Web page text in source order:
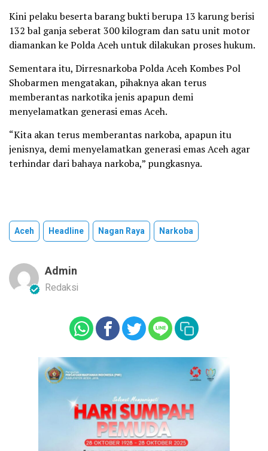
Kini pelaku beserta barang bukti berupa 13 karung berisi
132 bal ganja seberat 300 kilogram dan satu unit motor
diamankan ke Polda Aceh untuk dilakukan proses hukum.
Sementara itu, Dirresnarkoba Polda Aceh Kombes Pol
Shobarmen mengatakan, pihaknya akan terus
memberantas narkotika jenis apapun demi
menyelamatkan generasi emas Aceh.
“Kita akan terus memberantas narkoba, apapun itu
jenisnya, demi menyelamatkan generasi emas Aceh agar
terhindar dari bahaya narkoba,” pungkasnya.
Aceh Headline Nagan Raya Narkoba
Admin
Redaksi